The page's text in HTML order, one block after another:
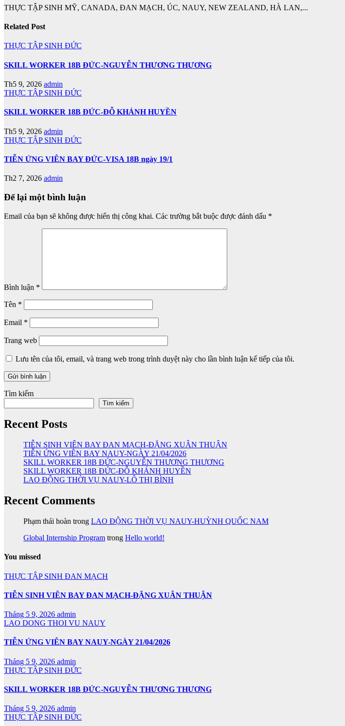
THỰC TẬP SINH MỸ, CANADA, ĐAN MẠCH, ÚC, NAUY, NEW ZEALAND, HÀ LAN,...
Related Post
THỰC TẬP SINH ĐỨC
SKILL WORKER 18B ĐỨC-NGUYỄN THƯƠNG THƯƠNG
Th5 9, 2026 admin
THỰC TẬP SINH ĐỨC
SKILL WORKER 18B ĐỨC-ĐỖ KHÁNH HUYỀN
Th5 9, 2026 admin
THỰC TẬP SINH ĐỨC
TIỄN ỨNG VIÊN BAY ĐỨC-VISA 18B ngày 19/1
Th2 7, 2026 admin
Để lại một bình luận
Email của bạn sẽ không được hiển thị công khai. Các trường bắt buộc được đánh dấu *
Bình luận *
Tên *
Email *
Trang web
Lưu tên của tôi, email, và trang web trong trình duyệt này cho lần bình luận kế tiếp của tôi.
Tìm kiếm
Tìm kiếm
Recent Posts
TIỄN SINH VIÊN BAY ĐAN MẠCH-ĐẶNG XUÂN THUẬN
TIỄN ỨNG VIÊN BAY NAUY-NGÀY 21/04/2026
SKILL WORKER 18B ĐỨC-NGUYỄN THƯƠNG THƯƠNG
SKILL WORKER 18B ĐỨC-ĐỖ KHÁNH HUYỀN
LAO ĐỘNG THỜI VỤ NAUY-LÔ THỊ BÌNH
Recent Comments
Phạm thái hoàn trong LAO ĐỘNG THỜI VỤ NAUY-HUỲNH QUỐC NAM
Global Internship Program trong Hello world!
You missed
THỰC TẬP SINH ĐAN MẠCH
TIỄN SINH VIÊN BAY ĐAN MẠCH-ĐẶNG XUÂN THUẬN
Tháng 5 9, 2026 admin
LAO DONG THOI VU NAUY
TIỄN ỨNG VIÊN BAY NAUY-NGÀY 21/04/2026
Tháng 5 9, 2026 admin
THỰC TẬP SINH ĐỨC
SKILL WORKER 18B ĐỨC-NGUYỄN THƯƠNG THƯƠNG
Tháng 5 9, 2026 admin
THỰC TẬP SINH ĐỨC